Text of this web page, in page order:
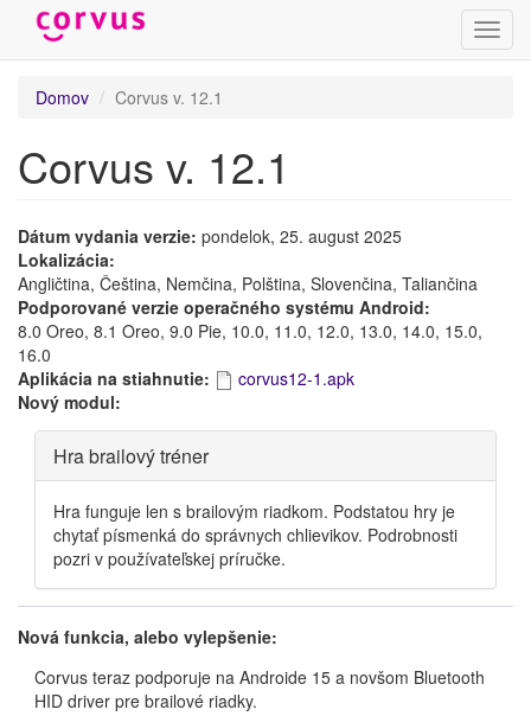
Skočiť
obsah
Domov
Corvus v. 12.1
Corvus v. 12.1
Dátum vydania verzie: pondelok, 25. august 2025
Lokalizácia:
Angličtina, Čeština, Nemčina, Polština, Slovenčina, Taliančina
Podporované verzie operačného systému Android:
8.0 Oreo, 8.1 Oreo, 9.0 Pie, 10.0, 11.0, 12.0, 13.0, 14.0, 15.0,
16.0
Aplikácia na stiahnutie:
corvus12-1.apk
Nový modul:
Skryť
Hra brailový tréner
Hra funguje len s brailovým riadkom. Podstatou hry je
chytať písmenká do správnych chlievikov. Podrobnosti
pozri v používateľskej príručke.
Nová funkcia, alebo vylepšenie:
Corvus teraz podporuje na Androide 15 a novšom Bluetooth
HID driver pre brailové riadky.